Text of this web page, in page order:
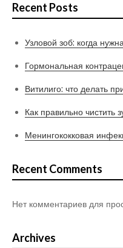
Recent Posts
Узловой зоб: когда
Гормональная
Витилиго: что делать
Как правильно чистить
Менингококковая
Recent Comments
Нет комментариев для
Archives